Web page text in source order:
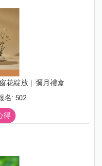
花綻放｜彌月禮盒
名: 502
得